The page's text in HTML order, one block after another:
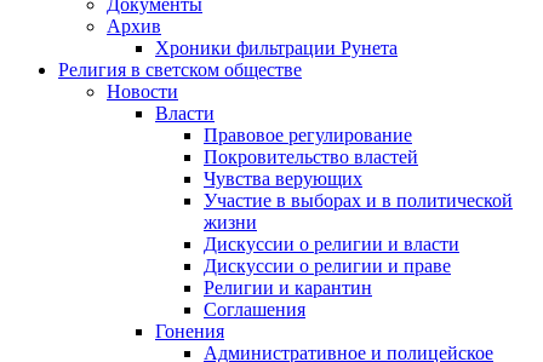
Документы
Архив
Хроники фильтрации Рунета
Религия в светском обществе
Новости
Власти
Правовое регулирование
Покровительство властей
Чувства верующих
Участие в выборах и в политической
жизни
Дискуссии о религии и власти
Дискуссии о религии и праве
Религии и карантин
Соглашения
Гонения
Административное и полицейское